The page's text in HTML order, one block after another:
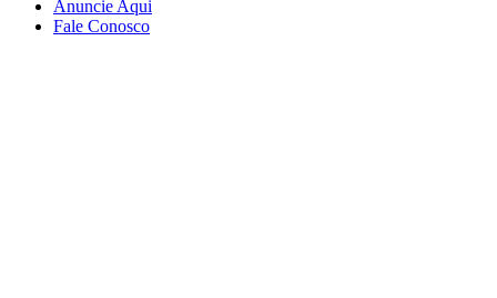
Anuncie Aqui
Fale Conosco